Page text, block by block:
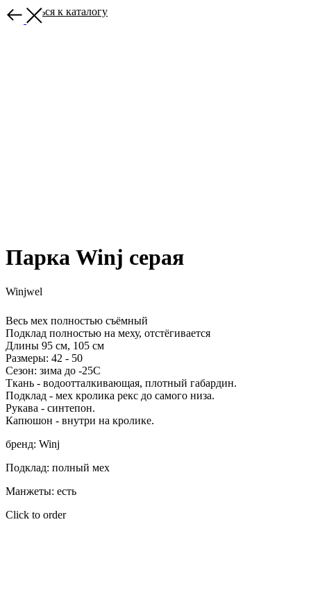
Вернуться к каталогу
Парка Winj серая
Winjwel
Весь мех полностью съёмный
Подклад полностью на меху, отстёгивается
Длины 95 см, 105 см
Размеры: 42 - 50
Сезон: зима до -25С
Ткань - водоотталкивающая, плотный габардин.
Подклад - мех кролика рекс до самого низа.
Рукава - синтепон.
Капюшон - внутри на кролике.
бренд: Winj
Подклад: полный мех
Манжеты: есть
Click to order